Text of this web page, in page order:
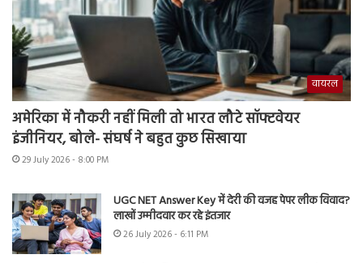
वायरल
अमेरिका में नौकरी नहीं मिली तो भारत लौटे सॉफ्टवेयर
इंजीनियर, बोले- संघर्ष ने बहुत कुछ सिखाया
29 July 2026 - 8:00 PM
UGC NET Answer Key में देरी की वजह पेपर लीक विवाद?
लाखों उम्मीदवार कर रहे इंतजार
26 July 2026 - 6:11 PM